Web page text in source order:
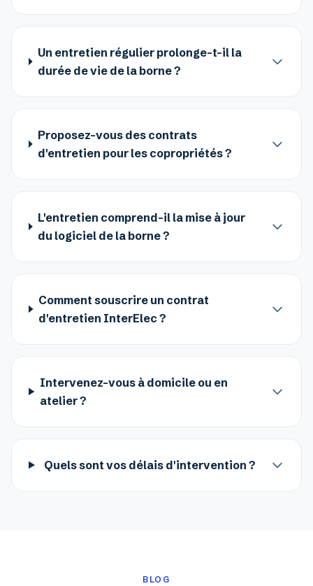
Un entretien régulier prolonge-t-il la
durée de vie de la borne ?
Proposez-vous des contrats
d'entretien pour les copropriétés ?
L'entretien comprend-il la mise à jour
du logiciel de la borne ?
Comment souscrire un contrat
d'entretien InterElec ?
Intervenez-vous à domicile ou en
atelier ?
Quels sont vos délais d'intervention ?
BLOG